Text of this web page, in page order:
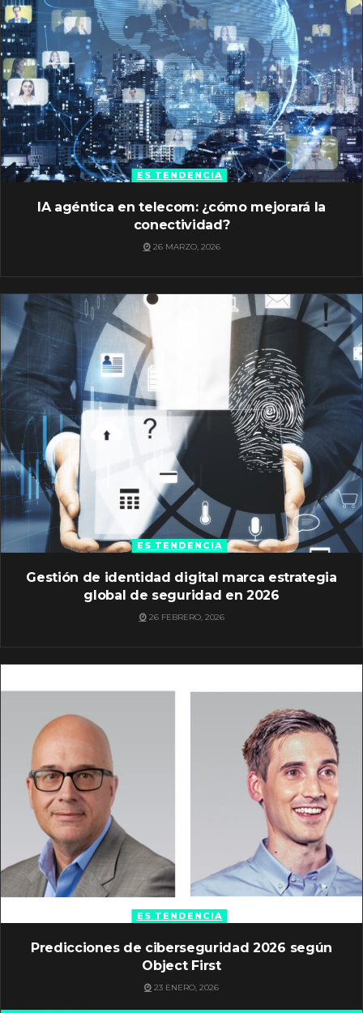
ES TENDENCIA
IA agéntica en telecom: ¿cómo mejorará la
conectividad?
26 MARZO, 2026
ES TENDENCIA
Gestión de identidad digital marca estrategia
global de seguridad en 2026
26 FEBRERO, 2026
ES TENDENCIA
Predicciones de ciberseguridad 2026 según
Object First
23 ENERO, 2026